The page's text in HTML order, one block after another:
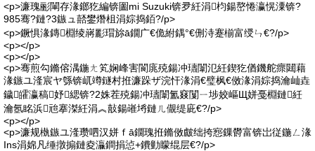
<p>濂瑰彨閳存湪鎯犵編锛圗mi Suzuki锛夛紝涓枃鍚嶅惓瀛愰潥锛?
985骞?鏈?3鏃ュ嚭鐢熸柤涓婃捣銆?/p>
<p>鐝惧湪鏄棩绫嶈彲瑁旀ā鐗广€佹紨鍝°€侀洔蹇椾富绶ㄣ€?/p>
<p></p>
<p></p>
<p>骞煎勾鏅傛湡鍦ㄤ笂娴峰害閬庣殑鍚冲瓙闈氾紝鍥犵偤鐖舵瘝閮藉
湪鏃ユ湰宸ヤ綔锛屼竴鐩村拰濂跺ザ浣忓湪涓€璧枫€傚湪涓婃捣瀹屾垚
鐬皬瀛稿妤緦锛?2姝茬殑鍚冲瓙闈氳窡闅ㄧ埗姣嶇Щ姘戞棩鏈紝
瀹氬眳浜兘搴滐紝涓︽敼鍚嶉埓鏈ㄦ儬缇庛€?/p>
<p></p>
<p>濂规槸鏃ユ湰瓒呬汉姘ｆā鐗瑰拰鏅傚皻绌挎惌鏁欎富锛岀従鍦ㄥ湪
Ins涓婂凡缍撴搧鏈夌灜鐧捐惉+鐨勭矇绲层€?/p>